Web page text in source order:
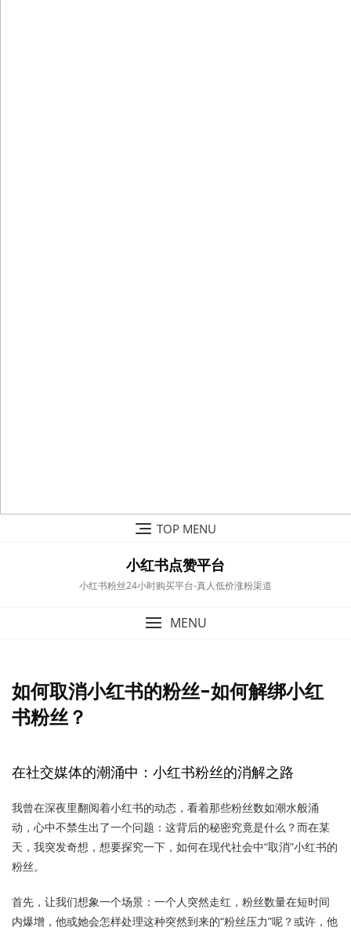
TOP MENU
小红书点赞平台
小红书粉丝24小时购买平台-真人低价涨粉渠道
MENU
如何取消小红书的粉丝-如何解绑小红
书粉丝？
在社交媒体的潮涌中：小红书粉丝的消解之路
我曾在深夜里翻阅着小红书的动态，看着那些粉丝数如潮水般涌
动，心中不禁生出了一个问题：这背后的秘密究竟是什么？而在某
天，我突发奇想，想要探究一下，如何在现代社会中“取消”小红书的
粉丝。
首先，让我们想象一个场景：一个人突然走红，粉丝数量在短时间
内爆增，他或她会怎样处理这种突然到来的“粉丝压力”呢？或许，他